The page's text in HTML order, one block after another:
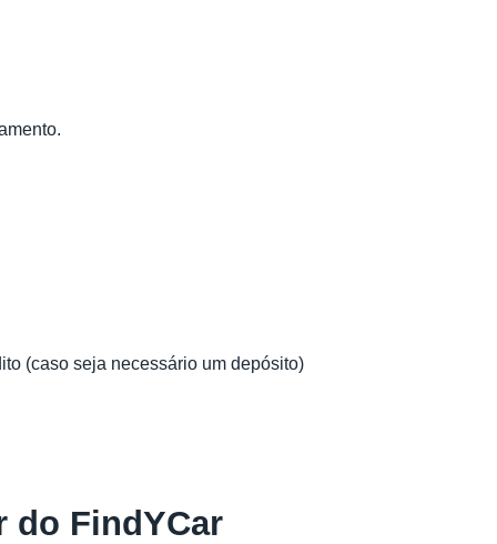
(caso seja necessário um depósito)
do FindYCar